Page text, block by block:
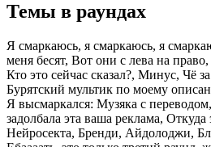
Темы в раундах
Я смаркаюсь, я смаркаюсь, я
меня бесят, Вот они с лева на
Кто это сейчас сказал?, Минус, Чё
Бурятский мультик по моему
Я высмаркался: Музяка с
задолбала эта ваша реклама, Откуда
Нейросекта, Бренди, Айдолоджи,